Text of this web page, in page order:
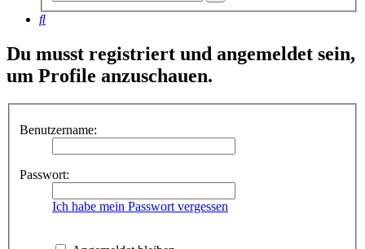
Suche
Du musst registriert und angemeldet sein,
um Profile anzuschauen.
Benutzername:
Passwort:
Ich habe mein Passwort vergessen